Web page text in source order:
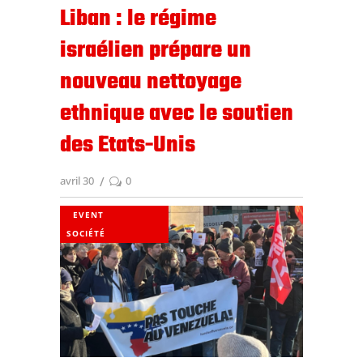
Liban : le régime
israélien prépare un
nouveau nettoyage
ethnique avec le soutien
des Etats-Unis
avril 30 0
EVENT
SOCIÉTÉ